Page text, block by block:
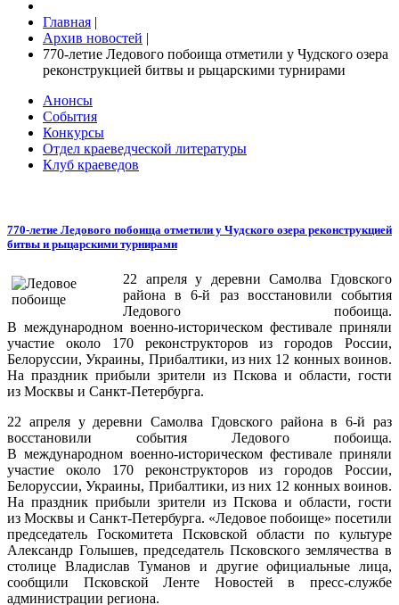
Главная |
Архив новостей |
770-летие Ледового побоища отметили у Чудского озера
реконструкцией битвы и рыцарскими турнирами
Анонсы
События
Конкурсы
Отдел краеведческой литературы
Клуб краеведов
770-летие Ледового побоища отметили у Чудского озера реконструкцией
битвы и рыцарскими турнирами
22 апреля у деревни Самолва Гдовского
района в 6-й раз восстановили события
Ледового побоища.
В международном военно-историческом фестивале приняли
участие около 170 реконструкторов из городов России,
Белоруссии, Украины, Прибалтики, из них 12 конных воинов.
На праздник прибыли зрители из Пскова и области, гости
из Москвы и Санкт-Петербурга.
22 апреля у деревни Самолва Гдовского района в 6-й раз
восстановили события Ледового побоища.
В международном военно-историческом фестивале приняли
участие около 170 реконструкторов из городов России,
Белоруссии, Украины, Прибалтики, из них 12 конных воинов.
На праздник прибыли зрители из Пскова и области, гости
из Москвы и Санкт-Петербурга. «Ледовое побоище» посетили
председатель Госкомитета Псковской области по культуре
Александр Голышев, председатель Псковского землячества в
столице Владислав Туманов и другие официальные лица,
сообщили Псковской Ленте Новостей в пресс-службе
администрации региона.